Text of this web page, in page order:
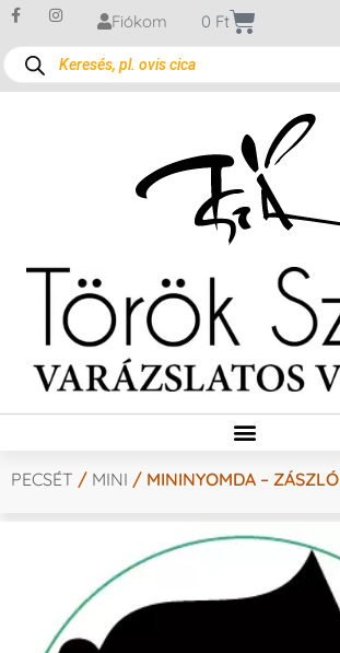
Fiókom 0 Ft
PECSÉT / MINI / MININYOMDA – ZÁSZLÓ